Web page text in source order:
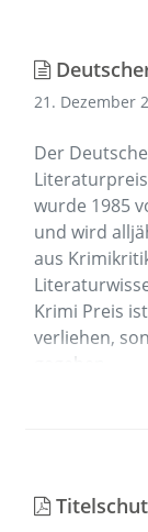
21. Dezember
Der
wurde 1985
und wird
aus
Krimi Preis
verliehen,